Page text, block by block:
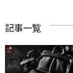
記事一覧